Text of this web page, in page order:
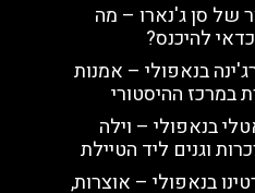
של סן ג'נארו – מה
להיכנס?
בנאפולי – אמנות
במרכז ההיסטורי
בנאפולי – וילה
וגנים ליד הטיילת
בנאפולי – אוצרות,